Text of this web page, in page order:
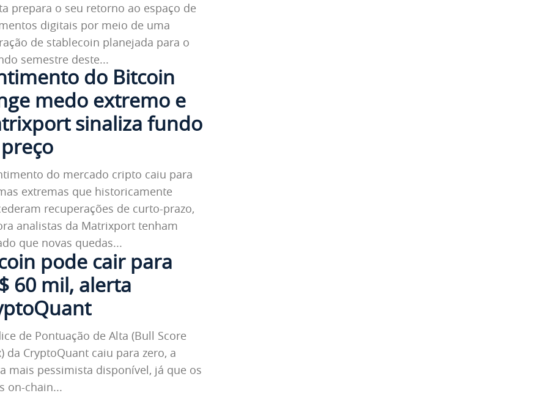
prepara o seu retorno ao espaço de
digitais por meio de uma
de stablecoin planejada para o
semestre deste...
do Bitcoin
medo extremo e
sinaliza fundo
do mercado cripto caiu para
extremas que historicamente
recuperações de curto-prazo,
analistas da Matrixport tenham
que novas quedas...
pode cair para
60 mil, alerta
de Pontuação de Alta (Bull Score
da CryptoQuant caiu para zero, a
mais pessimista disponível, já que os
on-chain...